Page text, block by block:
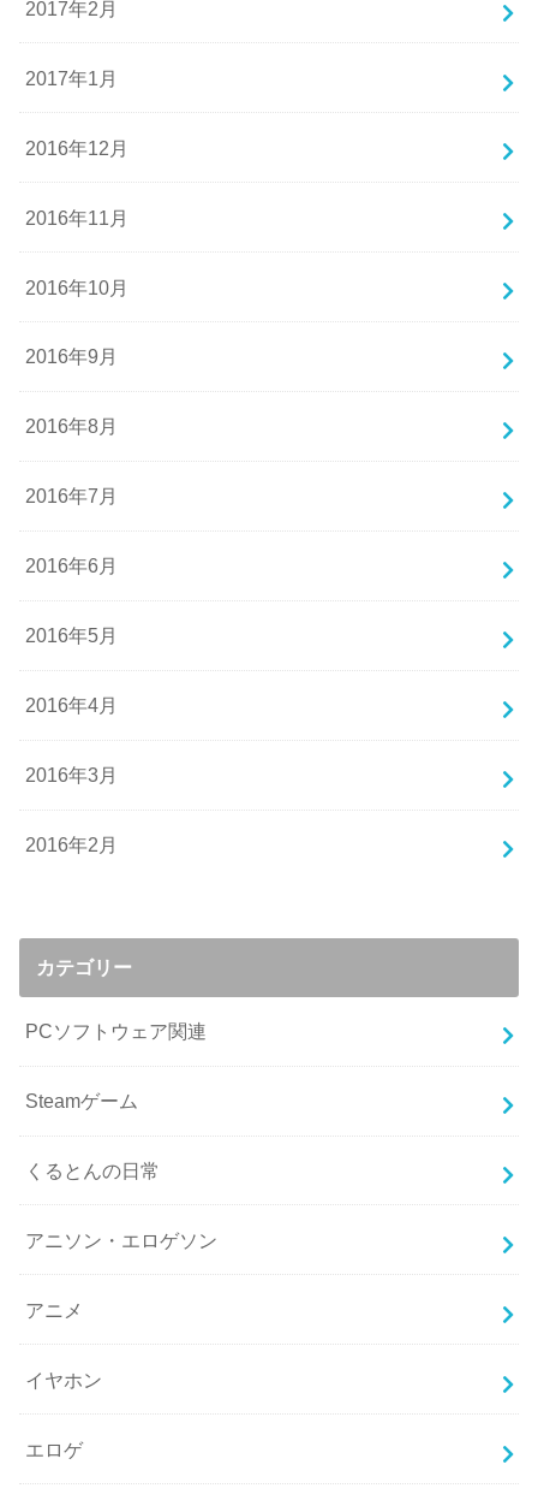
2017年2月
2017年1月
2016年12月
2016年11月
2016年10月
2016年9月
2016年8月
2016年7月
2016年6月
2016年5月
2016年4月
2016年3月
2016年2月
カテゴリー
PCソフトウェア関連
Steamゲーム
くるとんの日常
アニソン・エロゲソン
アニメ
イヤホン
エロゲ